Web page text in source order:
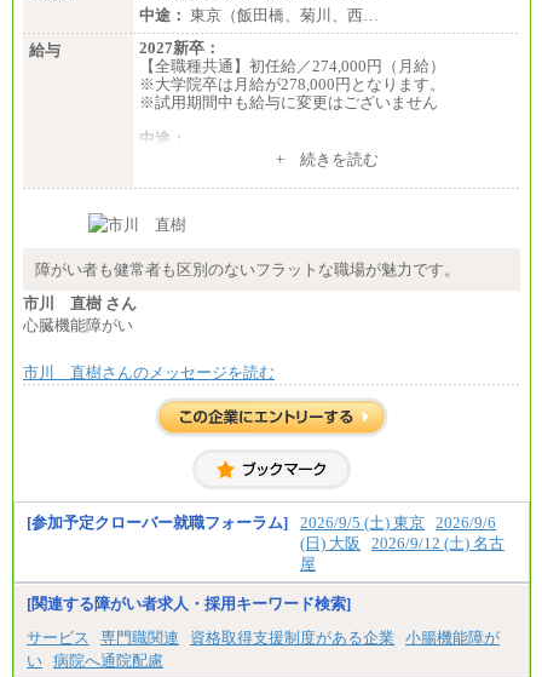
中途： 東京（飯田橋、菊川、西…
給与
2027新卒：
【全職種共通】初任給／274,000円（月給）
※大学院卒は月給が278,000円となります。
※試用期間中も給与に変更はございません
中途：
（１）～（４）274,000円（月給）～
※経験・年齢などを考慮のうえ、当社規程により優
※業務内容・勤務形態に応じて、上記給与の範囲内
※試用期間中も給与に変更はございません
+ 続きを読む
障がい者も健常者も区別のないフラットな職場が魅力です。
市川 直樹 さん
心臓機能障がい
市川 直樹さんのメッセージを読む
[参加予定クローバー就職フォーラム] 2026/9/5 (土) 東京 2026/9/6
(日) 大阪
2026/9/12 (土) 名古
屋
[関連する障がい者求人・採用キーワード検索]
サービス
専門職関連 資格取得支援制度がある企業
小腸機能障が
い 病院へ通院配慮